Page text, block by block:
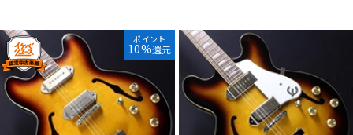
ポイント
10%還元